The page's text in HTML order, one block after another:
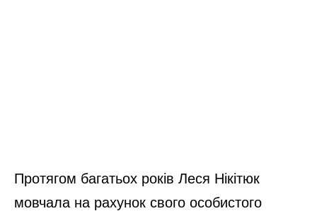
Протягом багатьох років Леся Нікітюк
мовчала на рахунок свого особистого